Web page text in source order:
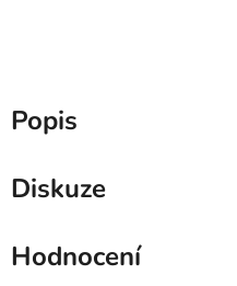
Popis
Diskuze
Hodnocení